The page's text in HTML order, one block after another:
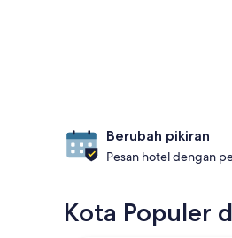
Berubah pikiran
Pesan hotel dengan
Kota Populer